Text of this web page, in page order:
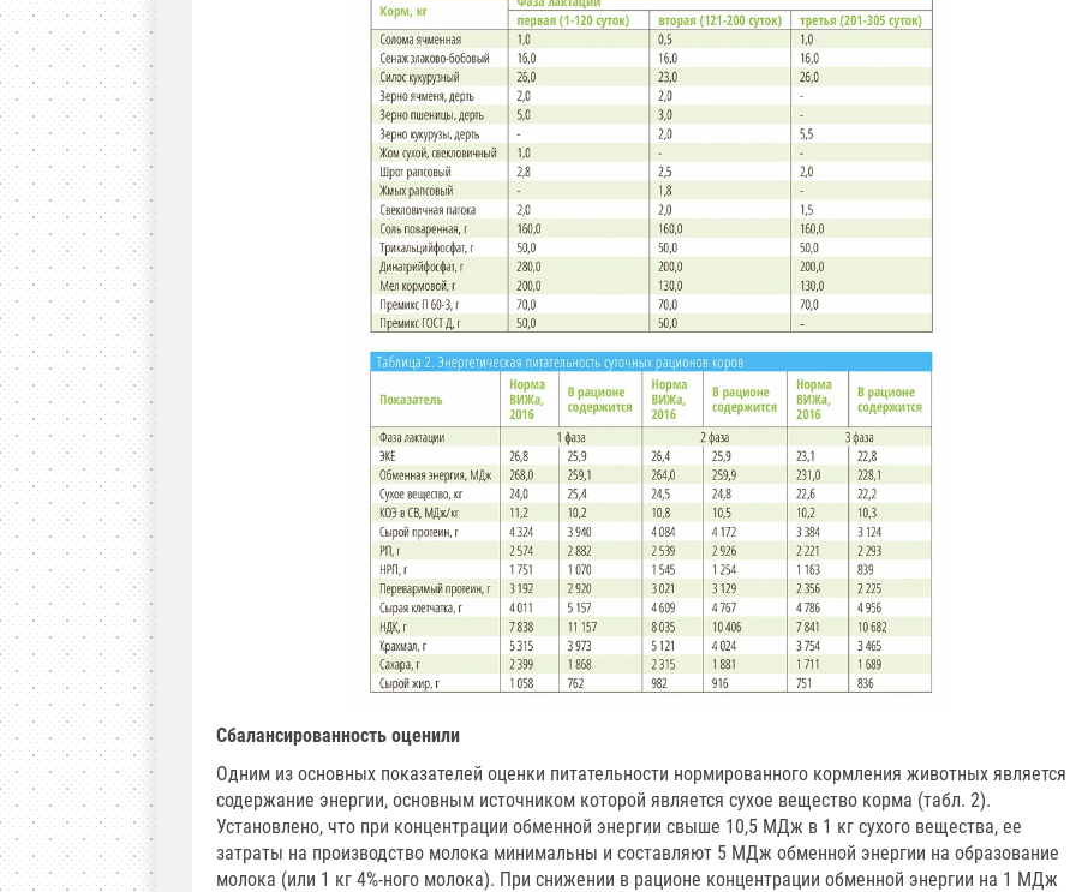
Сбалансированность оценили
Одним из основных показателей оценки питательности нормированного кормления животных является
содержание энергии, основным источником которой является сухое вещество корма (табл. 2).
Установлено, что при концентрации обменной энергии свыше 10,5 МДж в 1 кг сухого вещества, ее
затраты на производство молока минимальны и составляют 5 МДж обменной энергии на образование
молока (или 1 кг 4%-ного молока). При снижении в рационе концентрации обменной энергии на 1 МДж